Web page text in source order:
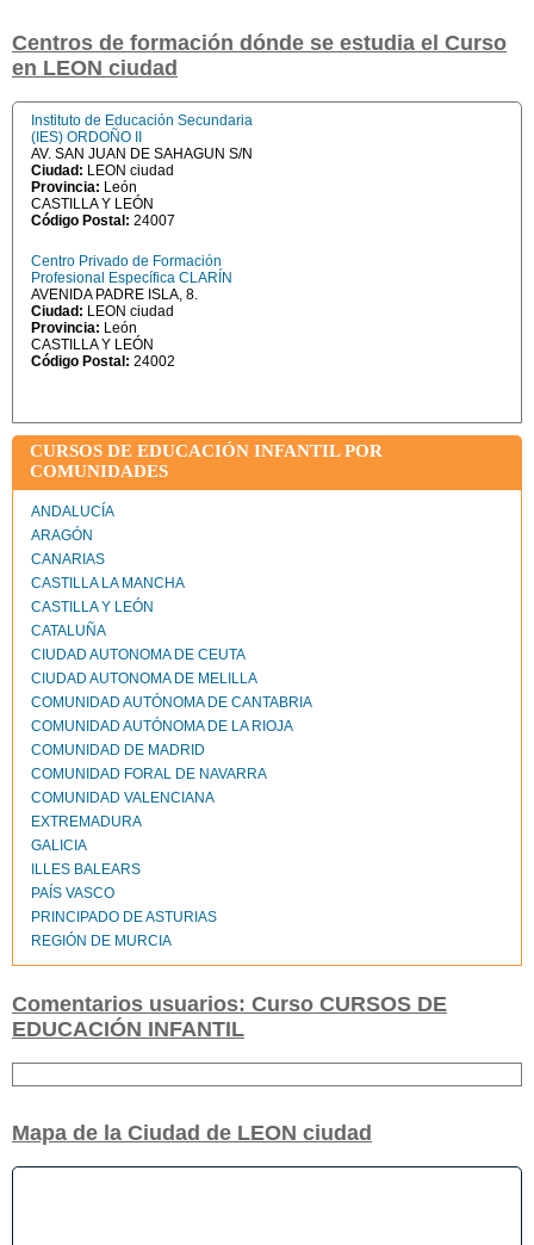
Centros de formación dónde se estudia el Curso
en LEON ciudad
Instituto de Educación Secundaria
(IES) ORDOÑO II
AV. SAN JUAN DE SAHAGUN S/N
Ciudad: LEON ciudad
Provincia: León
CASTILLA Y LEÓN
Código Postal: 24007
Centro Privado de Formación
Profesional Específica CLARÍN
AVENIDA PADRE ISLA, 8.
Ciudad: LEON ciudad
Provincia: León
CASTILLA Y LEÓN
Código Postal: 24002
CURSOS DE EDUCACIÓN INFANTIL POR
COMUNIDADES
ANDALUCÍA
ARAGÓN
CANARIAS
CASTILLA LA MANCHA
CASTILLA Y LEÓN
CATALUÑA
CIUDAD AUTONOMA DE CEUTA
CIUDAD AUTONOMA DE MELILLA
COMUNIDAD AUTÓNOMA DE CANTABRIA
COMUNIDAD AUTÓNOMA DE LA RIOJA
COMUNIDAD DE MADRID
COMUNIDAD FORAL DE NAVARRA
COMUNIDAD VALENCIANA
EXTREMADURA
GALICIA
ILLES BALEARS
PAÍS VASCO
PRINCIPADO DE ASTURIAS
REGIÓN DE MURCIA
Comentarios usuarios: Curso CURSOS DE
EDUCACIÓN INFANTIL
Mapa de la Ciudad de LEON ciudad